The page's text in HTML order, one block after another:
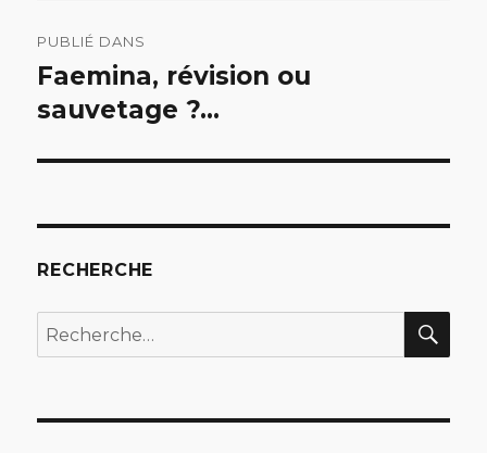
de
l’article
PUBLIÉ DANS
Faemina, révision ou
sauvetage ?…
RECHERCHE
Recherche
pour